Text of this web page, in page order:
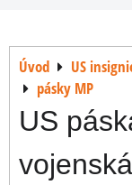
Úvod US
pásky MP
US